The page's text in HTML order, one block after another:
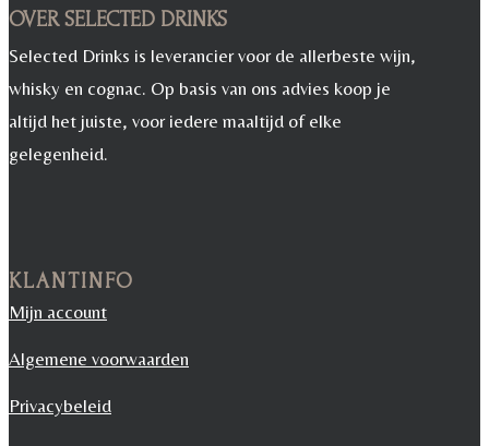
OVER SELECTED DRINKS
Selected Drinks is leverancier voor de allerbeste wijn,
whisky en cognac. Op basis van ons advies koop je
altijd het juiste, voor iedere maaltijd of elke
gelegenheid.
KLANTINFO
Mijn account
Algemene voorwaarden
Privacybeleid